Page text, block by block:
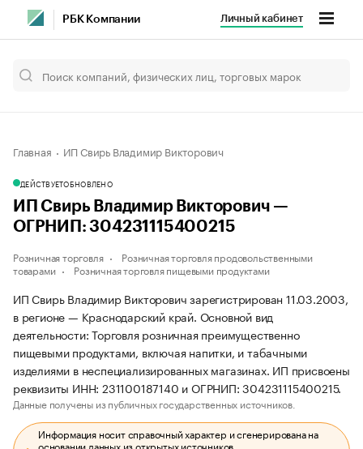
РБК Компании Личный кабинет
Главная ИП Свирь Владимир Викторович
ДЕЙСТВУЕТОБНОВЛЕНО
ИП Свирь Владимир Викторович —
ОГРНИП: 304231115400215
Розничная торговля
Розничная торговля продовольственными
товарами
Розничная торговля пищевыми продуктами
ИП Свирь Владимир Викторович зарегистрирован 11.03.2003,
в регионе — Краснодарский край. Основной вид
деятельности: Торговля розничная преимущественно
пищевыми продуктами, включая напитки, и табачными
изделиями в неспециализированных магазинах. ИП присвоены
реквизиты ИНН: 231100187140 и ОГРНИП: 304231115400215.
Данные получены из публичных государственных источников.
Информация носит справочный характер и сгенерирована на
основании данных из открытых источников.